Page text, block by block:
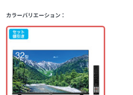
カラーバリエーション：